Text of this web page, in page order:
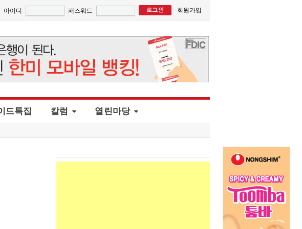
아이디 패스워드 회원가입
드특집 칼럼 열린마당